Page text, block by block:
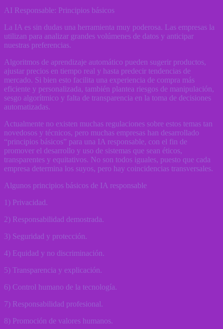
AI Responsable: Principios básicos
La IA es sin dudas una herramienta muy poderosa. Las empresas la
utilizan para analizar grandes volúmenes de datos y anticipar
nuestras preferencias.
Algoritmos de aprendizaje automático pueden sugerir productos,
ajustar precios en tiempo real y hasta predecir tendencias de
mercado. Si bien esto facilita una experiencia de compra más
eficiente y personalizada, también plantea riesgos de manipulación,
sesgo algorítmico y falta de transparencia en la toma de decisiones
automatizadas.
Actualmente no existen muchas regulaciones sobre estos temas tan
novedosos y técnicos, pero muchas empresas han desarrollado
“principios básicos” para una IA responsable, con el fin de
promover el desarrollo y uso de sistemas que sean éticos,
transparentes y equitativos. No son todos iguales, puesto que cada
empresa determina los suyos, pero hay coincidencias transversales.
Algunos principios básicos de IA responsable
1) Privacidad.
2) Responsabilidad demostrada.
3) Seguridad y protección.
4) Equidad y no discriminación.
5) Transparencia y explicación.
6) Control humano de la tecnología.
7) Responsabilidad profesional.
8) Promoción de valores humanos.